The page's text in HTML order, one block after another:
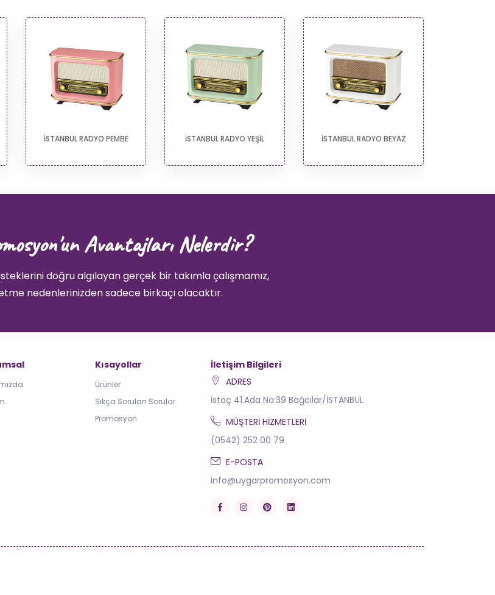
İSTANBUL RADYO PEMBE İSTANBUL RADYO YEŞİL İSTANBUL RADYO BEYAZ
Avantajları Nelerdir?
doğru algılayan gerçek bir takımla çalışmamız,
nedenlerinizden sadece birkaçı olacaktır.
Kısayollar
Ürünler
Sıkça Sorulan Sorular
Promosyon
İletişim Bilgileri
ADRES
İstoç 41.Ada No:39 Bağcılar/İSTANBUL
MÜŞTERI HIZMETLERI
(0542) 252 00 79
E-POSTA
info@uygarpromosyon.com